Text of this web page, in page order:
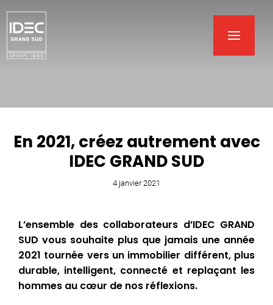
En 2021, créez autrement avec
IDEC GRAND SUD
4 janvier 2021
L’ensemble des collaborateurs d’IDEC GRAND
SUD vous souhaite plus que jamais une année
2021 tournée vers un immobilier différent, plus
durable, intelligent, connecté et replaçant les
hommes au cœur de nos réflexions.